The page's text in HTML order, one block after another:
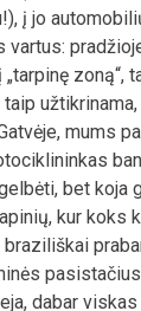
į jo
vartus:
zoną“,
mums
bet koja
kur koks
dabar viskas